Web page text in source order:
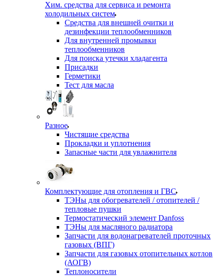
Хим. средства для сервиса и ремонта
холодильных систем
Средства для внешней очитки и
дезинфекции теплообменников
Для внутренней промывки
теплообменников
Для поиска утечки хладагента
Присадки
Герметики
Тест для масла
Разное
Чистящие средства
Прокладки и уплотнения
Запасные части для увлажнителя
Комплектующие для отопления и ГВС
ТЭНы для обогревателей / отопителей /
тепловые пушки
Термостатический элемент Danfoss
ТЭНы для масляного радиатора
Запчасти для водонагревателей проточных
газовых (ВПГ)
Запчасти для газовых отопительных котлов
(АОГВ)
Теплоносители